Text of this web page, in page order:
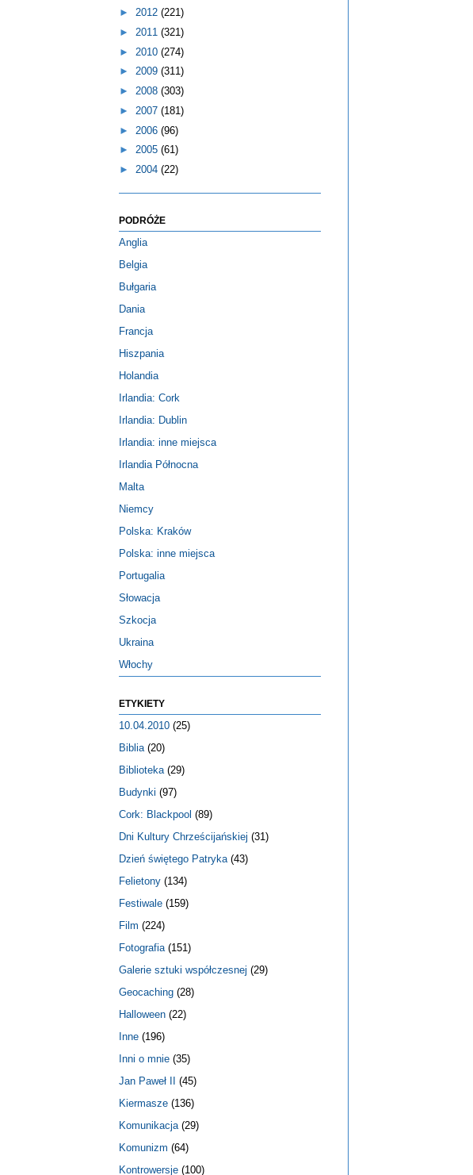
► 2012 (221)
► 2011 (321)
► 2010 (274)
► 2009 (311)
► 2008 (303)
► 2007 (181)
► 2006 (96)
► 2005 (61)
► 2004 (22)
PODRÓŻE
Anglia
Belgia
Bułgaria
Dania
Francja
Hiszpania
Holandia
Irlandia: Cork
Irlandia: Dublin
Irlandia: inne miejsca
Irlandia Północna
Malta
Niemcy
Polska: Kraków
Polska: inne miejsca
Portugalia
Słowacja
Szkocja
Ukraina
Włochy
ETYKIETY
10.04.2010 (25)
Biblia (20)
Biblioteka (29)
Budynki (97)
Cork: Blackpool (89)
Dni Kultury Chrześcijańskiej (31)
Dzień świętego Patryka (43)
Felietony (134)
Festiwale (159)
Film (224)
Fotografia (151)
Galerie sztuki współczesnej (29)
Geocaching (28)
Halloween (22)
Inne (196)
Inni o mnie (35)
Jan Paweł II
(45)
Kiermasze (136)
Komunikacja (29)
Komunizm (64)
Kontrowersje (100)